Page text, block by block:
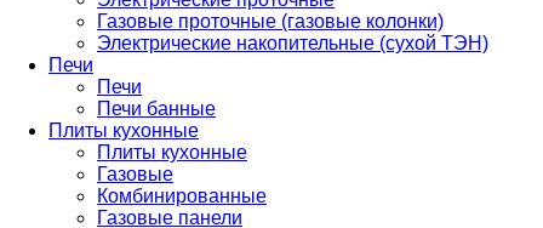
Газовые проточные (газовые колонки)
Электрические накопительные (сухой ТЭН)
Печи
Печи
Печи банные
Плиты кухонные
Плиты кухонные
Газовые
Комбинированные
Газовые панели